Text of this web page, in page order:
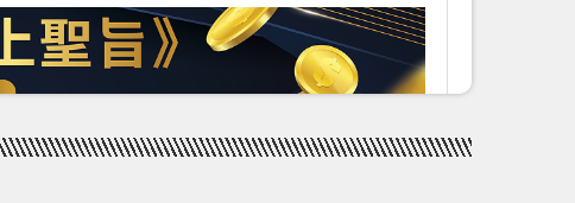
認購基金，Mox Invest都幫你將佣金、
首60日無限次激賞：